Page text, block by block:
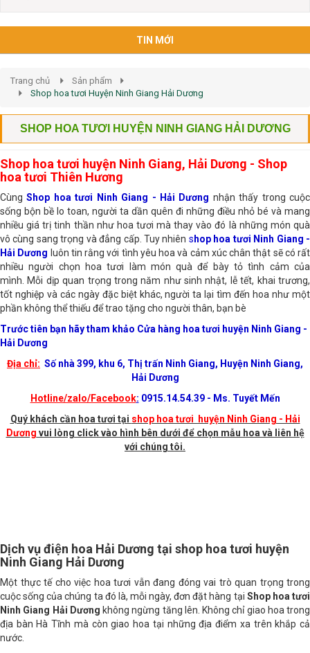
Trang chủ
Sản phẩm
Shop hoa tươi Huyện Ninh Giang Hải Dương
SHOP HOA TƯƠI HUYỆN NINH GIANG HẢI DƯƠNG
Shop hoa tươi huyện Ninh Giang, Hải Dương - Shop
hoa tươi Thiên Hương
Cùng Shop hoa tươi Ninh Giang - Hải Dương
nhận thấy trong cuộc
sống bộn bề lo toan, người ta dần quên đi những điều nhỏ bé và mang
nhiều giá trị tinh thần như hoa tươi mà thay vào đó là những món quà
vô cùng sang trọng và đẳng cấp. Tuy nhiên
hop hoa tươi Ninh Giang -
Hải Dươngluôn tin rằng với tình yêu hoa và cảm xúc chân thật sẽ có rất
nhiều người chọn hoa tươi làm món quà để bày tỏ tình cảm của
mình. Mỗi dịp quan trọng trong năm như sinh nhật, lễ tết, khai trương,
tốt nghiệp và các ngày đặc biệt khác, người ta lại tìm đến hoa như một
phần không thể thiếu để trao tặng cho người thân, bạn bè
Trước tiên bạn hãy tham khảo Cửa hàng hoa tươi huyện Ninh Giang -
Hải Dương
Địa chỉ: Số nhà 399, khu 6, Thị trấn Ninh Giang, Huyện Ninh Giang,
Hải Dương
Hotline/zalo/Facebook:
0915.14.54.39 - Ms. Tuyết Mến
Quý khách cần hoa tươi tạishop hoa tươi huyện Ninh Giang - Hải
Dươngvui lòng click vào hình bên dưới để chọn mẫu hoa và liên hệ
với chúng tôi.
Dịch vụ điện hoa Hải Dương tại shop hoa tươi huyện
Ninh Giang Hải Dương
Một thực tế cho việc hoa tươi vẫn đang đóng vai trò quan trọng trong
cuộc sống của chúng ta đó là, mỗi ngày, đơn đặt hàng tại
Shop hoa tươi
Ninh Giang Hải Dương
không ngừng tăng lên. Không chỉ giao hoa trong
địa bàn Hà Tĩnh mà còn giao hoa tại những địa điểm xa trên khắp cả